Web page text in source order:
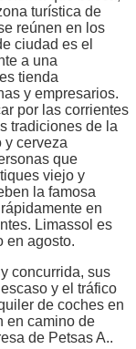
turística de
reúnen en los
ciudad es el
a una
tienda
y empresarios.
por las corrientes
tradiciones de la
y cerveza
que
viejo y
la famosa
en
Limassol es
en agosto.
concurrida, sus
y el tráfico
de coches en
en camino de
de Petsas A..